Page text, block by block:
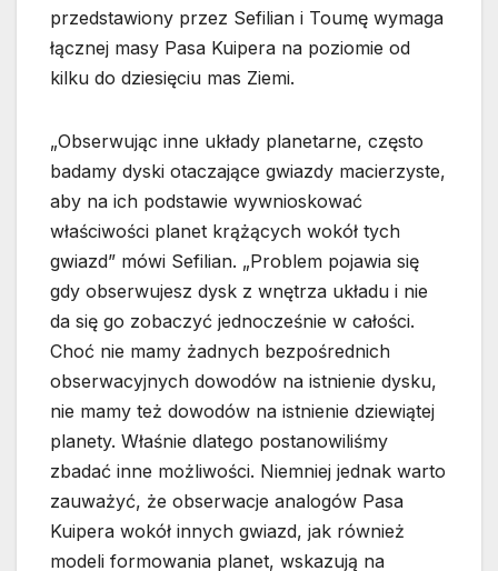
przedstawiony przez Sefilian i Toumę wymaga
łącznej masy Pasa Kuipera na poziomie od
kilku do dziesięciu mas Ziemi.
„Obserwując inne układy planetarne, często
badamy dyski otaczające gwiazdy macierzyste,
aby na ich podstawie wywnioskować
właściwości planet krążących wokół tych
gwiazd” mówi Sefilian. „Problem pojawia się
gdy obserwujesz dysk z wnętrza układu i nie
da się go zobaczyć jednocześnie w całości.
Choć nie mamy żadnych bezpośrednich
obserwacyjnych dowodów na istnienie dysku,
nie mamy też dowodów na istnienie dziewiątej
planety. Właśnie dlatego postanowiliśmy
zbadać inne możliwości. Niemniej jednak warto
zauważyć, że obserwacje analogów Pasa
Kuipera wokół innych gwiazd, jak również
modeli formowania planet, wskazują na